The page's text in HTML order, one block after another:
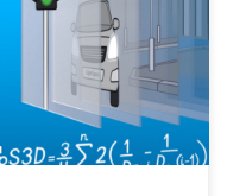
Открытие было
Майей
Освальдсом
институтом
впрочем, на […]